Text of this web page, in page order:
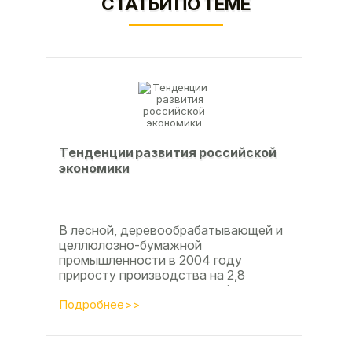
Тeндeнции paзвития poccийcкoй
экoнoмики
В лесной, деревообрабатывающей и
целлюлозно-бумажной
промышленности в 2004 году
приросту производства на 2,8
процента во многом способствовали
развитие тех подотраслей,
Подробнее>>